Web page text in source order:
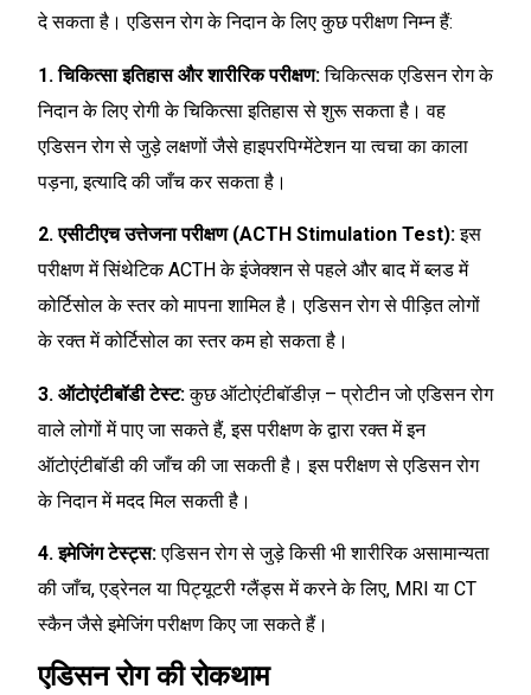
दे सकता है। एडिसन रोग के निदान के लिए कुछ परीक्षण निम्न हैं:
1. चिकित्सा इतिहास और शारीरिक परीक्षण:चिकित्सक एडिसन रोग के
निदान के लिए रोगी के चिकित्सा इतिहास से शुरू सकता है। वह
एडिसन रोग से जुड़े लक्षणों जैसे हाइपरपिग्मेंटेशन या त्वचा का काला
पड़ना, इत्यादि की जाँच कर सकता है।
2. एसीटीएच उत्तेजना परीक्षण (ACTH Stimulation Test):इस
परीक्षण में सिंथेटिक ACTH के इंजेक्शन से पहले और बाद में ब्लड में
कोर्टिसोल के स्तर को मापना शामिल है। एडिसन रोग से पीड़ित लोगों
के रक्त में कोर्टिसोल का स्तर कम हो सकता है।
3. ऑटोएंटीबॉडी टेस्ट:कुछ ऑटोएंटीबॉडीज़ – प्रोटीन जो एडिसन रोग
वाले लोगों में पाए जा सकते हैं, इस परीक्षण के द्वारा रक्त में इन
ऑटोएंटीबॉडी की जाँच की जा सकती है। इस परीक्षण से एडिसन रोग
के निदान में मदद मिल सकती है।
4. इमेजिंग टेस्ट्स:एडिसन रोग से जुड़े किसी भी शारीरिक असामान्यता
की जाँच, एड्रेनल या पिट्यूटरी ग्लैंड्स में करने के लिए, MRI या CT
स्कैन जैसे इमेजिंग परीक्षण किए जा सकते हैं।
एडिसन रोग की रोकथाम